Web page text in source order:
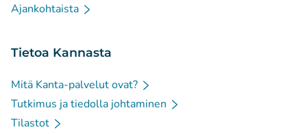
Ajankohtaista
Tietoa Kannasta
Mitä Kanta-palvelut ovat?
Tutkimus ja tiedolla johtaminen
Tilastot